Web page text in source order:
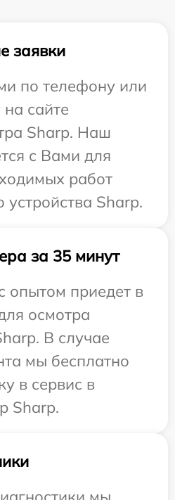
заявки
по телефону или
на сайте
Sharp. Наш
с Вами для
работ
Sharp.
за 35 минут
опытом приедет в
осмотра
В случае
мы бесплатно
в сервис в
Sharp.